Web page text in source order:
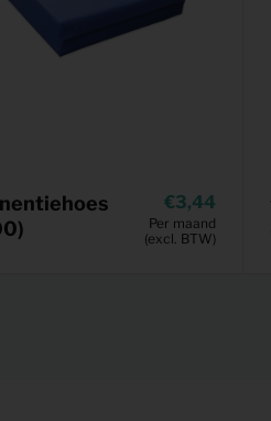
3,44
Per maand
(excl. BTW)